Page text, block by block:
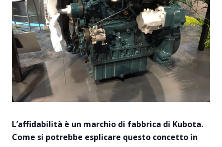
L’affidabilità è un marchio di fabbrica di Kubota.
Come si potrebbe esplicare questo concetto in